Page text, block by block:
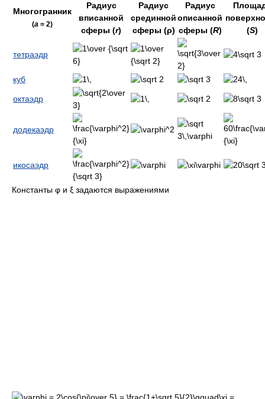
Многогранник
(a = 2)
Радиус
вписанной
сферы (r)
Радиус
срединной
сферы (ρ)
Радиус
описанной
сферы (R)
(S)
тетраэдр
куб
октаэдр
додекаэдр
икосаэдр
Константы φ и ξ задаются выражениями